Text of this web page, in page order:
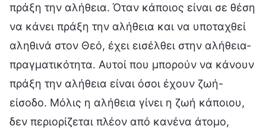
πράξη την αλήθεια. Όταν κάποιος είναι σε θέση
να κάνει πράξη την αλήθεια και να υποταχθεί
αληθινά στον Θεό, έχει εισέλθει στην αλήθεια-
πραγματικότητα. Αυτοί που μπορούν να κάνουν
πράξη την αλήθεια είναι όσοι έχουν ζωή-
είσοδο. Μόλις η αλήθεια γίνει η ζωή κάποιου,
δεν περιορίζεται πλέον από κανένα άτομο,